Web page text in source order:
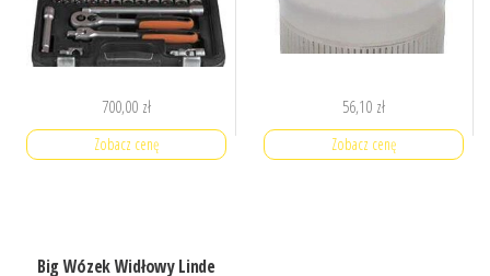
700,00 zł
Zobacz cenę
56,10 zł
Zobacz cenę
Big Wózek Widłowy Linde